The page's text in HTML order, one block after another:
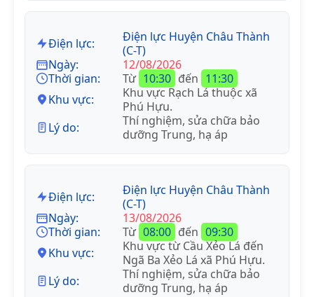
Điện lực:
Điện lực Huyện Châu Thành
(C-T)
Ngày:
12/08/2026
Thời gian:
Từ 10:30 đến 11:30
Khu vực:
Khu vực Rạch Lá thuộc xã
Phú Hựu.
Lý do:
Thí nghiệm, sửa chữa bảo
dưỡng Trung, hạ áp
Điện lực:
Điện lực Huyện Châu Thành
(C-T)
Ngày:
13/08/2026
Thời gian:
Từ 08:00 đến 09:30
Khu vực:
Khu vực từ Cầu Xẻo Lá đến
Ngã Ba Xẻo Lá xã Phú Hựu.
Lý do:
Thí nghiệm, sửa chữa bảo
dưỡng Trung, hạ áp